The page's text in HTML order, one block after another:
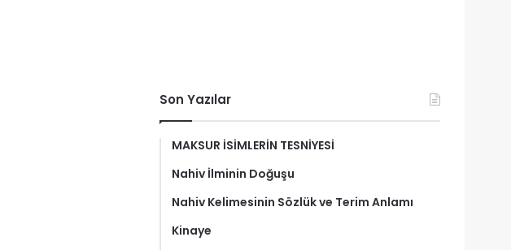
Son Yazılar
MAKSUR İSİMLERİN TESNİYESİ
Nahiv İlminin Doğuşu
Nahiv Kelimesinin Sözlük ve Terim Anlamı
Kinaye